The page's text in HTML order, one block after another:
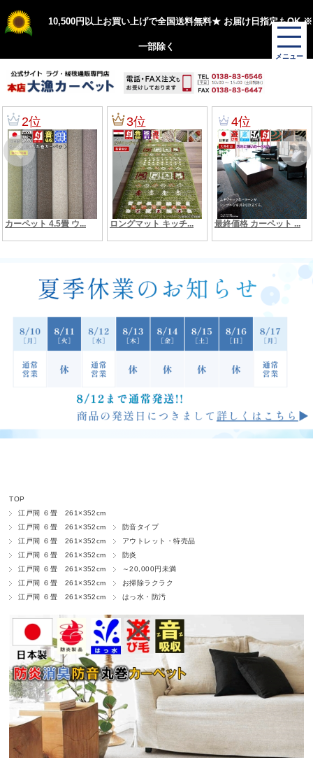
10,500円以上お買い上げで全国送料無料★ お届け日指定もOK ※
一部除く
TOP
江戸間 ６畳 261×352cm
江戸間 ６畳 261×352cm
防音タイプ
江戸間 ６畳 261×352cm
アウトレット・特売品
江戸間 ６畳 261×352cm
防炎
江戸間 ６畳 261×352cm
～20,000円未満
江戸間 ６畳 261×352cm
お掃除ラクラク
江戸間 ６畳 261×352cm
はっ水・防汚